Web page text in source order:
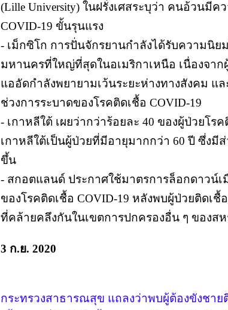
(Lille University) ในฝรั่งเศสระบุว่า คนอ้วนมีค
COVID-19 ขั้นรุนแรง
- เม็กซิโก การปั่นจักรยานกำลังได้รับความนิย
มหานครที่ใหญ่ที่สุดในอเมริกาเหนือ เนื่องจา
แออัดกำลังพยายามเว้นระยะห่างทางสังคม แ
ช่วงการระบาดของโรคติดเชื้อ COVID-19
- เกาหลีใต้ เผยว่ากว่าร้อยละ 40 ของผู้ป่วยโร
เกาหลีใต้เป็นผู้ป่วยที่มีอายุมากกว่า 60 ปี ซึ่งมี
ขึ้น
- สกอตแลนด์ ประกาศใช้มาตรการล็อกดาวน์
ของโรคติดเชื้อ COVID-19 หลังพบผู้ป่วยติดเ
ที่คล้ายคลึงกันในเขตการปกครองอื่น ๆ ของ
3 ก.ย. 2020
กระทรวงสาธารณสุข แถลงว่าพบผู้ต้องขังชาย